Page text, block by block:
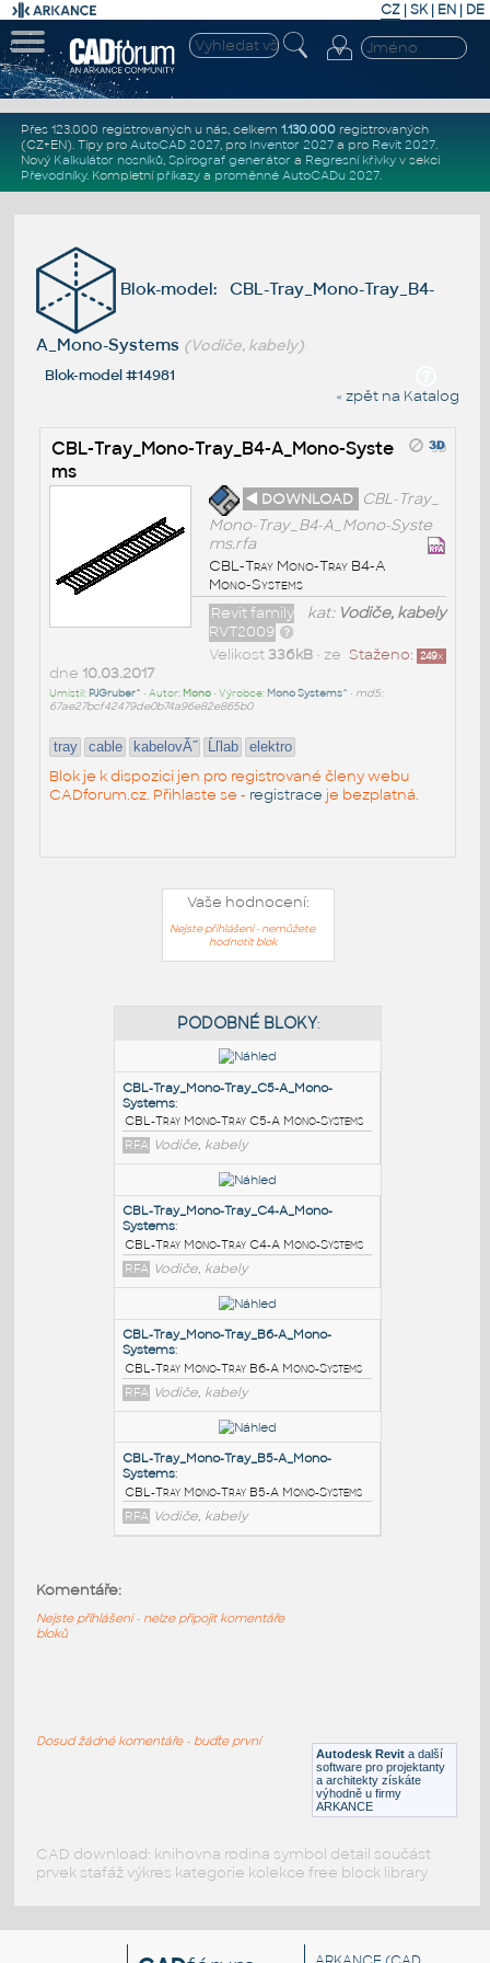
CZ | SK| EN | DE
Přes 123.000 registrovaných u nás, celkem 1.130.000registrovaných
(CZ+EN). Tipy pro AutoCAD 2027, pro Inventor 2027a pro Revit 2027.
Nový Kalkulátor nosníků, Spirograf generátor a Regresní křivkyv sekci
Převodníky. Kompletní příkazya proměnné AutoCADu 2027.
Blok-model: CBL-Tray_Mono-Tray_B4-
A_Mono-Systems (Vodiče, kabely)
Blok-model #14981
« zpět na Katalog
CBL-Tray_Mono-Tray_B4-A_Mono-Syste
ms
◄ DOWNLOAD CBL-Tray_
Mono-Tray_B4-A_Mono-Syste
ms.rfa
CBL-Tray Mono-Tray B4-A
Mono-Systems
kat: Vodiče, kabely
Revit family
RVT2009
Staženo: 249x
Velikost336kB• ze
dne 10.03.2017
Umístil: PJGruber^ • Autor: Mono• Výrobce: Mono Systems^ • md5:
67ae27bcf42479de0b74a96e82e865b0
tray cable kabelovĂ˝ Ĺľlab elektro
Blok je k dispozici jen pro registrované členy webu
CADforum.cz. Přihlaste se - registrace je bezplatná.
Vaše hodnocení:
Nejste přihlášeni - nemůžete
hodnotit blok
PODOBNÉ BLOKY
CBL-Tray_Mono-Tray_C5-A_Mono-
CBL-Tray Mono-Tray C5-A Mono-Systems
RFA
Vodiče, kabely
CBL-Tray_Mono-Tray_C4-A_Mono-
Systems:
CBL-Tray Mono-Tray C4-A Mono-Systems
RFA Vodiče, kabely
CBL-Tray Mono-Tray B6-A Mono-Systems
Systems
CBL-Tray Mono-Tray B5-A Mono-Systems
Autodesk Revit a další
software pro projektanty
a architekty získáte
výhodně u firmy
ARKANCE
Komentáře:
Nejste přihlášeni - nelze připojit komentáře
bloků
Dosud žádné komentáře - buďte první
CAD download: knihovna rodina symbol detail součást
prvek stafáž výkres kategorie kolekce free block library